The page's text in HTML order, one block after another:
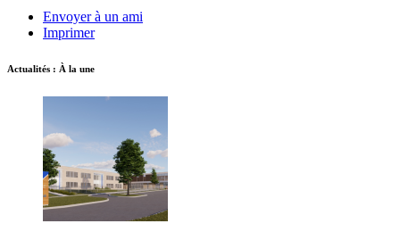
Envoyer à un ami
Imprimer
Actualités : À la une